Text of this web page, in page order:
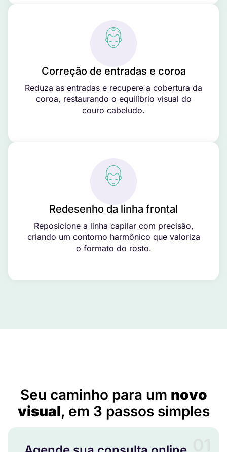
Correção de entradas e coroa
Reduza as entradas e recupere a cobertura da
coroa, restaurando o equilíbrio visual do
couro cabeludo.
Redesenho da linha frontal
Reposicione a linha capilar com precisão,
criando um contorno harmônico que valoriza
o formato do rosto.
Seu caminho para um novo
visual, em 3 passos simples